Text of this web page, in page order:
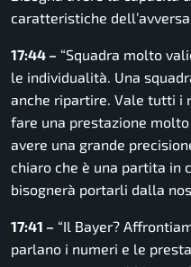
caratteristiche
17:44 – “Squadra molto
le individualità. Una
anche ripartire. Vale tutti i
fare una prestazione
avere una grande
chiaro che è una partita in
bisognerà portarli dalla
17:41 – “Il Bayer?
parlano i numeri e le